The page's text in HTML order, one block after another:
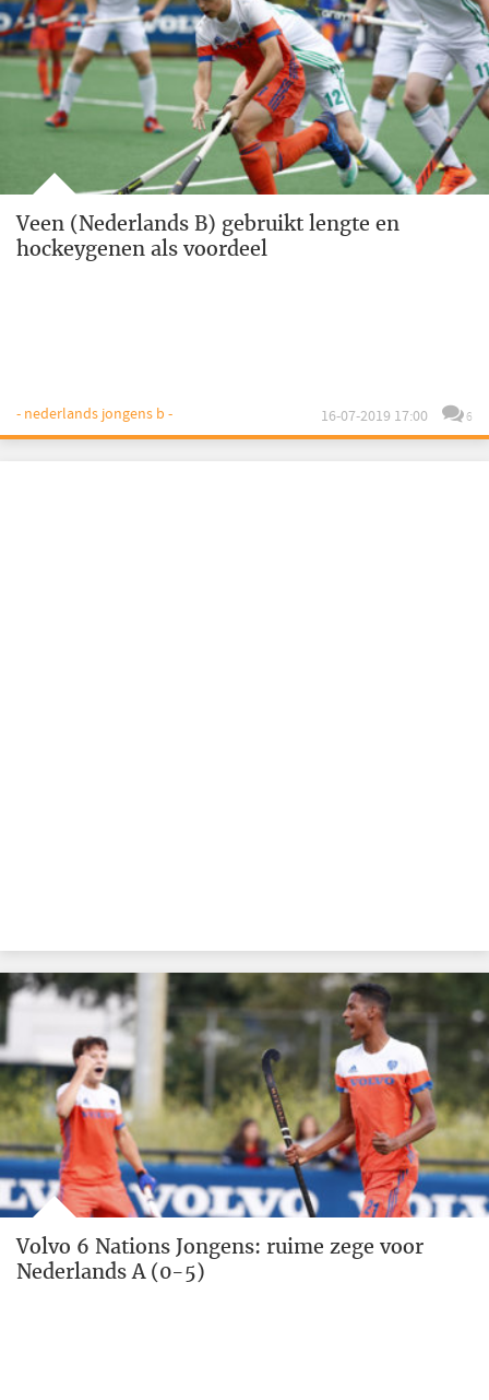
Veen (Nederlands B) gebruikt lengte en
hockeygenen als voordeel
- nederlands jongens b - 16-07-2019 17:00 6
Volvo 6 Nations Jongens: ruime zege voor
Nederlands A (0-5)